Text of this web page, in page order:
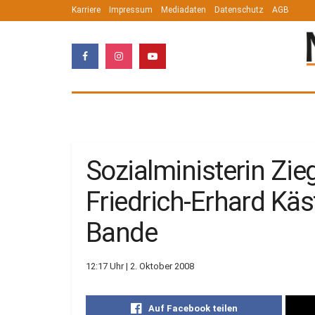
Karriere Impressum Mediadaten Datenschutz AGB
Sozialministerin
Friedrich-Erhard
Bande
12:17 Uhr | 2. Oktober 2008
Auf Facebook teilen